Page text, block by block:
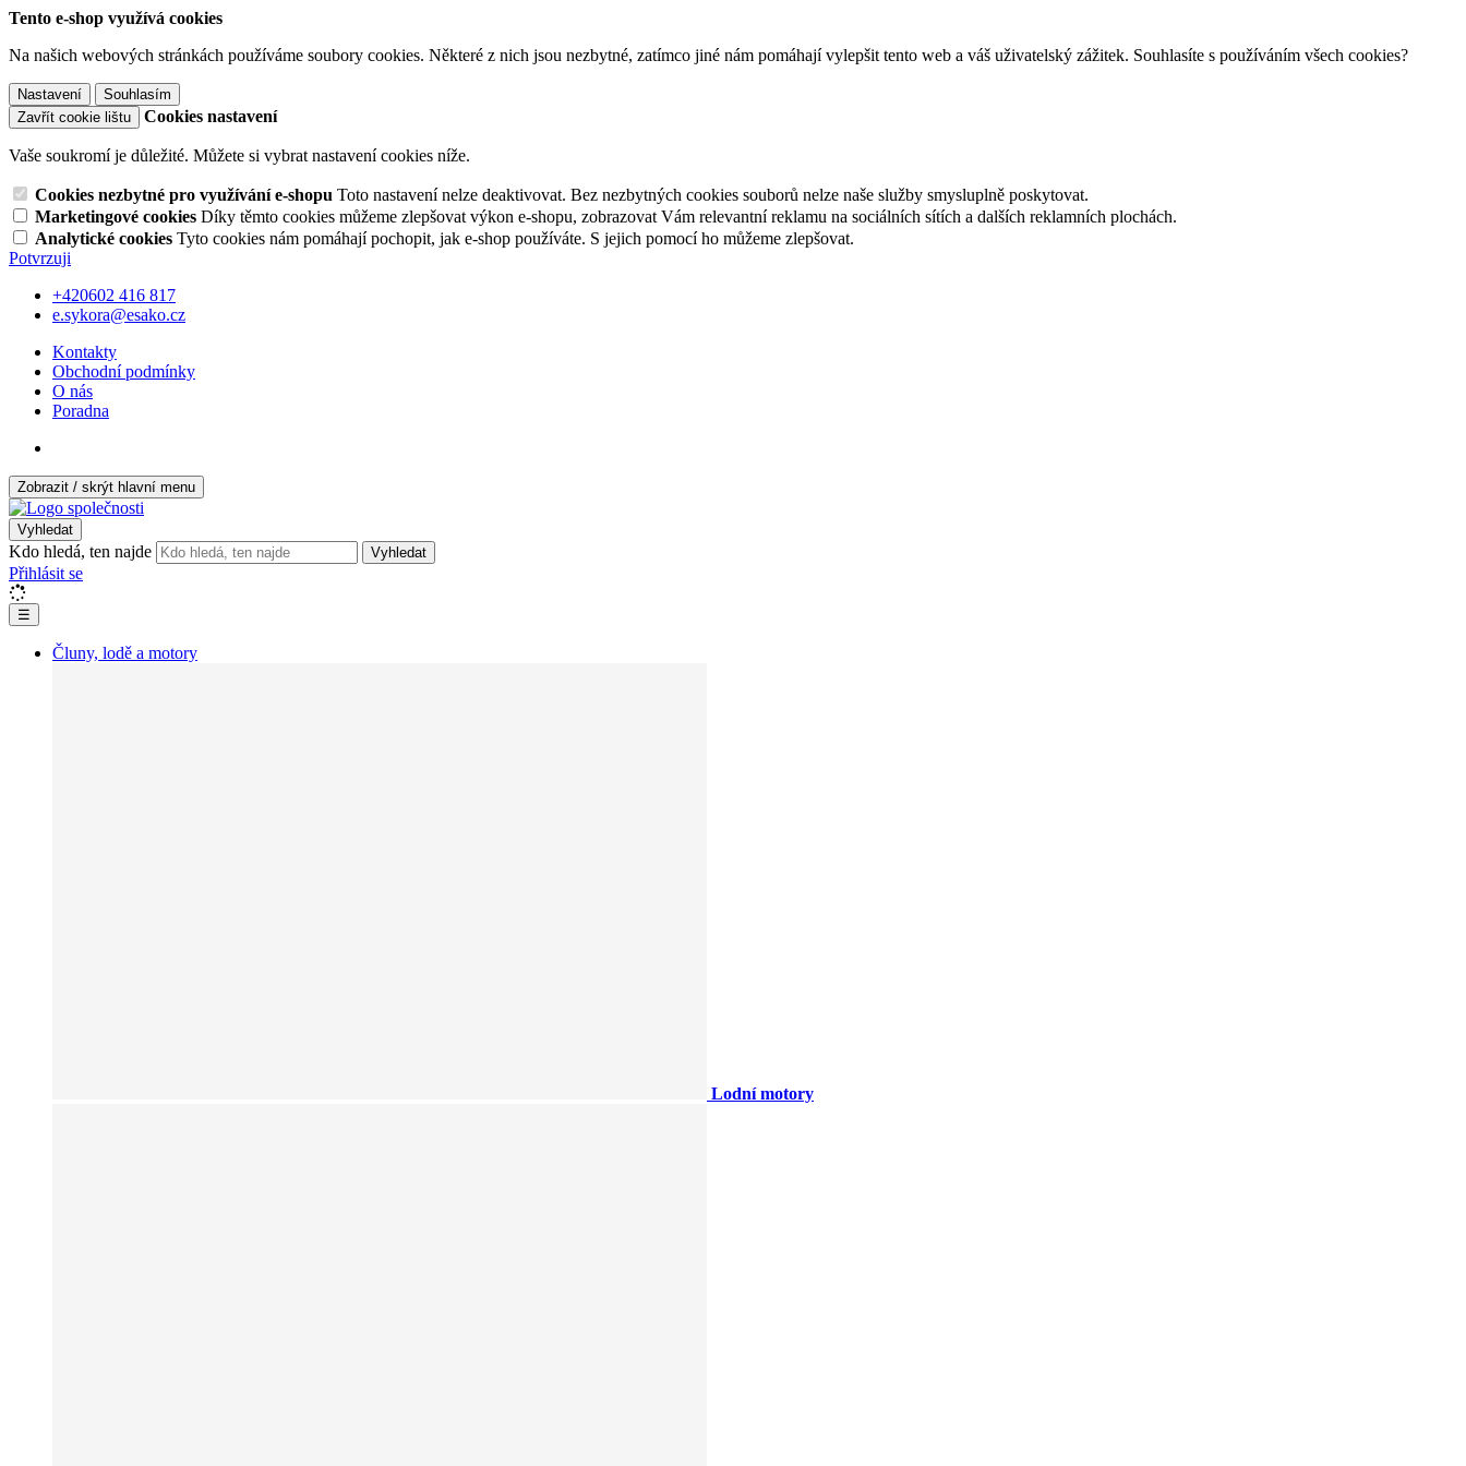
Tento e-shop využívá cookies
Na našich webových stránkách používáme soubory cookies. Některé z nich jsou nezbytné, zatímco jiné nám pomáhají vylepšit tento web a váš uživatelský zážitek. Souhlasíte s používáním všech cookies?
Nastavení
Souhlasím
Zavřít cookie lištu
Cookies nastavení
Vaše soukromí je důležité. Můžete si vybrat nastavení cookies níže.
Cookies nezbytné pro využívání e-shopu Toto nastavení nelze deaktivovat. Bez nezbytných cookies souborů nelze naše služby smysluplně poskytovat.
Marketingové cookies Díky těmto cookies můžeme zlepšovat výkon e-shopu, zobrazovat Vám relevantní reklamu na sociálních sítích a dalších reklamních plochách.
Analytické cookies Tyto cookies nám pomáhají pochopit, jak e-shop používáte. S jejich pomocí ho můžeme zlepšovat.
Potvrzuji
+420602 416 817
e.sykora@esako.cz
Kontakty
Obchodní podmínky
O nás
Poradna
Zobrazit / skrýt hlavní menu
Vyhledat
Kdo hledá, ten najde Vyhledat
Přihlásit se
☰
Čluny, lodě a motory
Lodní motory